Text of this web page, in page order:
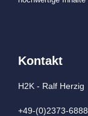
Kontakt
H2K - Ralf Herzig
+49-(0)2373-